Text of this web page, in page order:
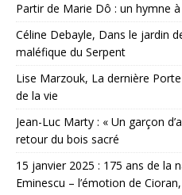
Partir de Marie Dô : un hymne
Céline Debayle, Dans le jardin
maléfique du Serpent
Lise Marzouk, La dernière
de la vie
Jean-Luc Marty : « Un garçon
retour du bois sacré
15 janvier 2025 : 175 ans de la
Eminescu – l’émotion de